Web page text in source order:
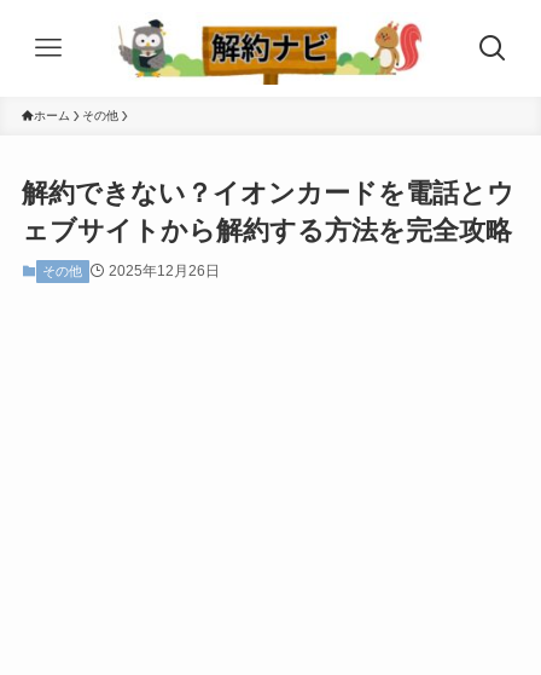
ホーム その他
解約できない？イオンカードを電話とウ
ェブサイトから解約する方法を完全攻略
その他 2025年12月26日